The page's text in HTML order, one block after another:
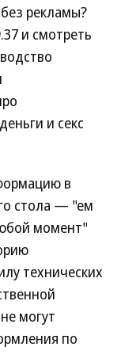
рекламы?
и смотреть
и секс
в
стола — "ем
момент"
технических
могут
по